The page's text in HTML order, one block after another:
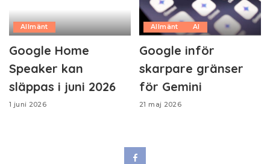
Allmänt
Google Home
Speaker kan
släppas i juni 2026
1 juni 2026
Allmänt AI
Google inför
skarpare gränser
för Gemini
21 maj 2026